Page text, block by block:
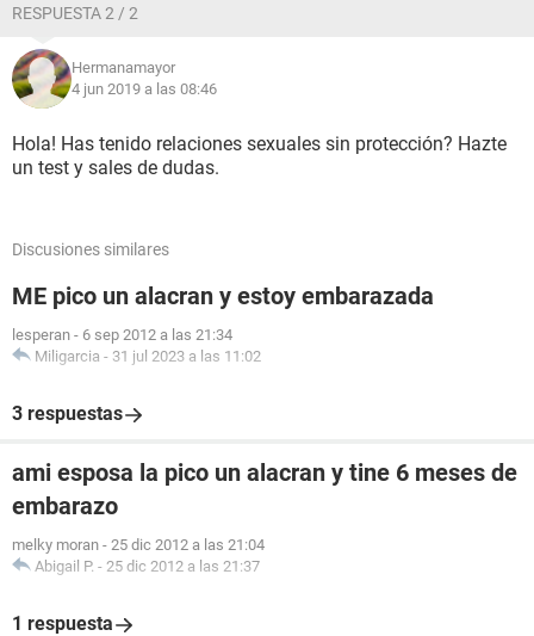
RESPUESTA 2 / 2
Hermanamayor
4 jun 2019 a las 08:46
Hola! Has tenido relaciones sexuales sin protección? Hazte
un test y sales de dudas.
Discusiones similares
ME pico un alacran y estoy embarazada
lesperan - 6 sep 2012 a las 21:34
Miligarcia - 31 jul 2023 a las 11:02
3 respuestas
ami esposa la pico un alacran y tine 6 meses de
embarazo
melky moran - 25 dic 2012 a las 21:04
Abigail P. - 25 dic 2012 a las 21:37
1 respuesta